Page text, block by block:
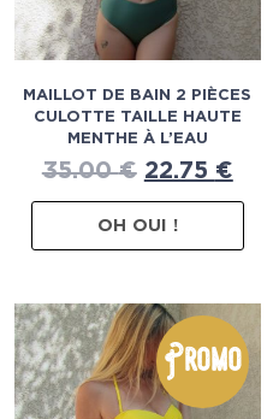
MAILLOT DE BAIN 2 PIÈCES
CULOTTE TAILLE HAUTE
MENTHE À L’EAU
35.00€ 22.75 €
OH OUI !
Promo